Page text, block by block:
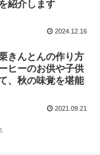
紹介します
2024.12.16
きんとんの作り方
ヒーのお供や子供
、秋の味覚を堪能
2021.09.21